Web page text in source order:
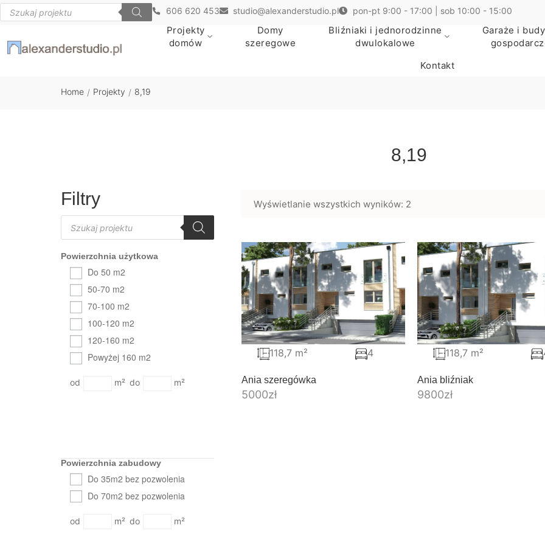
606 620 453 studio@alexanderstudio.pl pon-pt 9:00 - 17:00 | sob 10:00 - 15:00
Projekty
domów
Domy
szeregowe
Bliźniaki i jednorodzinne
dwulokalowe
Garaże i
Kontakt
Home / Projekty / 8,19
8,19
Filtry
Powierzchnia użytkowa
Do 50 m2
50-70 m2
70-100 m2
100-120 m2
120-160 m2
Powyżej 160 m2
m² m²
Powierzchnia zabudowy
Do 35m2 bez pozwolenia
Do 70m2 bez pozwolenia
m² m²
Wyświetlanie wszystkich wyników: 2
Ania szeregówka
5000zł
118,7 m² 4
Ania bliźniak
9800zł
118,7 m²